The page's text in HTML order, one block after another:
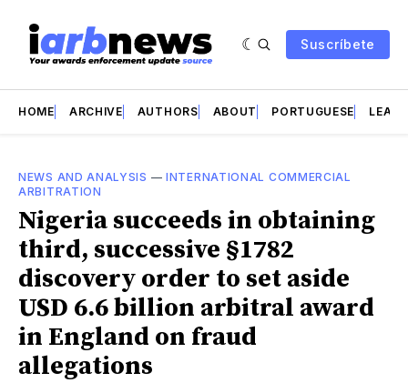
Suscríbete
HOME ARCHIVE AUTHORS ABOUT PORTUGUESE LEAD
NEWS AND ANALYSIS —INTERNATIONAL COMMERCIAL
ARBITRATION
Nigeria succeeds in obtaining
third, successive §1782
discovery order to set aside
USD 6.6 billion arbitral award
in England on fraud
allegations